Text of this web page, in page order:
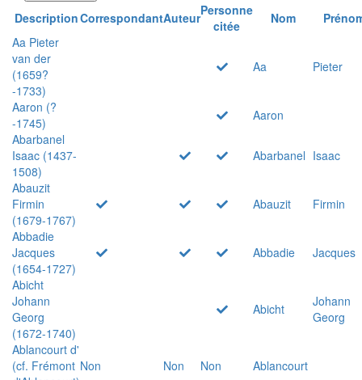
DescriptionCorrespondantAuteurPersonne
citée
Nom
Aa Pieter
van der
(1659?
-1733)
Aa Pieter
Aaron (?
-1745)
Aaron
Abarbanel
Isaac (1437-
1508)
Abarbanel Isaac
Abauzit
Firmin
(1679-1767)
Abauzit
Firmin
Abbadie
Jacques
(1654-1727)
Abbadie
Jacques
Abicht
Johann
Georg
(1672-1740)
Abicht
Johann
Georg
Ablancourt d'
(cf. Frémont Non Non Non
Ablancourt